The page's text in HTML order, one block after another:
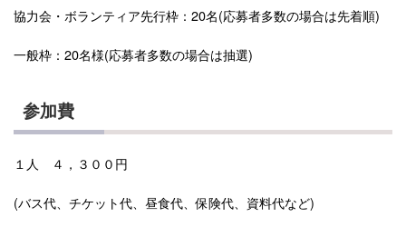
協力会・ボランティア先行枠：20名(応募者多数の場合は先着順)
一般枠：20名様(応募者多数の場合は抽選)
参加費
１人 ４，３００円
(バス代、チケット代、昼食代、保険代、資料代など)